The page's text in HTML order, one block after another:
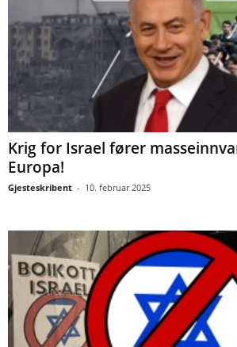
Krig for Israel fører
Europa!
Gjesteskribent - 10. februar 2025